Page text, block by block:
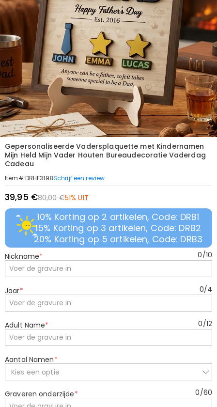
Gepersonaliseerde Vadersplaquette met Kindernamen
Mijn Held Mijn Vader Houten Bureaudecoratie Vaderdag
Cadeau
Item#:DRHF3198Schrijf een review
39,95 €80,00 €51% UIT
10% Korting op 2 artikelen, Code: DRB1
15% Korting op 3 artikelen, Code: DRB2
20% Korting op 5 artikelen, Code: DRB3
Nickname* 0/10
Jaar* 0/4
Adult Name* 0/12
Aantal Namen*
Kies een optie
Graveren onderzijde* 0/60